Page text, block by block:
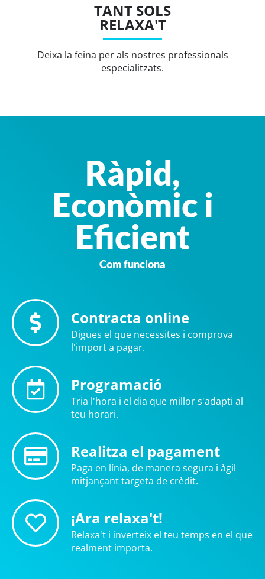
TANT SOLS
RELAXA'T
Deixa la feina per als nostres professionals
especialitzats.
Ràpid,
Econòmic i
Eficient
Com funciona
Contracta online
Digues el que necessites i comprova
l'import a pagar.
Programació
Tria l'hora i el dia que millor s'adapti al
teu horari.
Realitza el pagament
Paga en línia, de manera segura i àgil
mitjançant targeta de crèdit.
¡Ara relaxa't!
Relaxa't i inverteix el teu temps en el que
realment importa.